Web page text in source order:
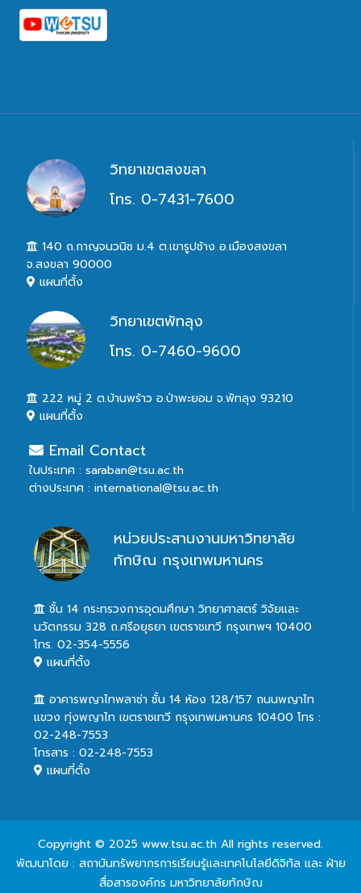
วิทยาเขตสงขลา
โทร. 0-7431-7600
140 ถ.กาญจนวนิช ม.4 ต.เขารูปช้าง อ.เมืองสงขลา
จ.สงขลา 90000
แผนที่ตั้ง
วิทยาเขตพัทลุง
โทร. 0-7460-9600
222 หมู่ 2 ต.บ้านพร้าว อ.ป่าพะยอม จ.พัทลุง 93210
แผนที่ตั้ง
Email Contact
ในประเทศ : saraban@tsu.ac.th
ต่างประเทศ : international@tsu.ac.th
หน่วยประสานงานมหาวิทยาลัย
ทักษิณ กรุงเทพมหานคร
ชั้น 14 กระทรวงการอุดมศึกษา วิทยาศาสตร์ วิจัยและ
นวัตกรรม 328 ถ.ศรีอยุธยา เขตราชเทวี กรุงเทพฯ 10400
โทร. 02-354-5556
แผนที่ตั้ง
อาคารพญาไทพลาซ่า ชั้น 14 ห้อง 128/157 ถนนพญาไท
แขวง ทุ่งพญาไท เขตราชเทวี กรุงเทพมหานคร 10400 โทร :
02-248-7553
โทรสาร : 02-248-7553
แผนที่ตั้ง
Copyright © 2025 www.tsu.ac.th All rights reserved.
พัฒนาโดย : สถาบันทรัพยากรการเรียนรู้และเทคโนโลยีดิจิทัล และ ฝ่าย
สื่อสารองค์กร มหาวิทยาลัยทักษิณ